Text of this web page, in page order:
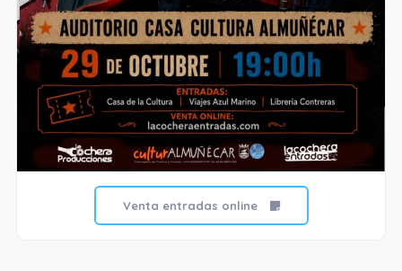
Venta entradas online